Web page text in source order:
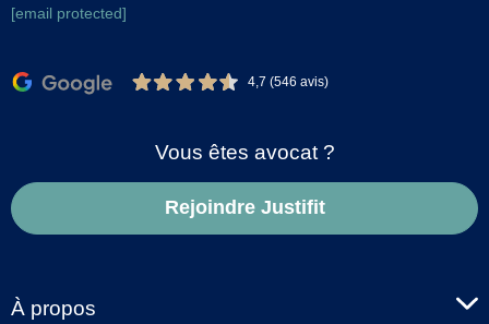
[email protected]
4,7 (546 avis)
Vous êtes avocat ?
Rejoindre Justifit
À propos